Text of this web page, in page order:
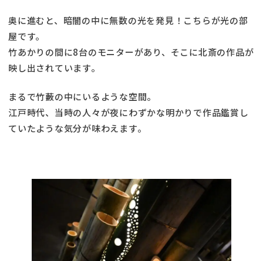
奥に進むと、暗闇の中に無数の光を発見！こちらが光の部
屋です。
竹あかりの間に8台のモニターがあり、そこに北斎の作品が
映し出されています。
まるで竹藪の中にいるような空間。
江戸時代、当時の人々が夜にわずかな明かりで作品鑑賞し
ていたような気分が味わえます。